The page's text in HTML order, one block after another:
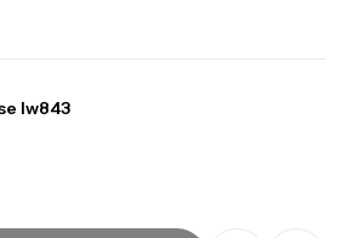
lw843